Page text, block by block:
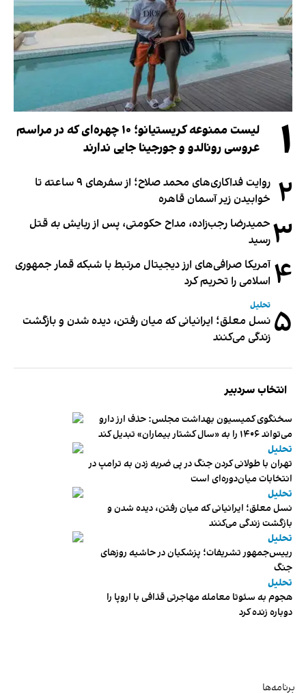
۱
لیست ممنوعه کریستیانو؛ ۱۰ چهره‌ای که در مراسم
عروسی رونالدو و جورجینا جایی ندارند
۲
روایت فداکاری‌های محمد صلاح؛ از سفرهای ۹ ساعته تا
خوابیدن زیر آسمان قاهره
۳ حمیدرضا رجب‌زاده، مداح حکومتی، پس از ربایش به قتل
رسید
۴ آمریکا صرافی‌های ارز دیجیتال مرتبط با شبکه قمار جمهوری
اسلامی را تحریم کرد
۵ تحلیل
نسل معلق؛ ایرانیانی که میان رفتن، دیده شدن و بازگشت
زندگی می‌کنند
انتخاب سردبیر
سخنگوی کمیسیون بهداشت مجلس: حذف ارز دارو
می‌تواند ۱۴۰۶ را به «سال کشتار بیماران» تبدیل کند
تحلیل
تهران با طولانی کردن جنگ در پی ضربه زدن به ترامپ در
انتخابات میان‌دوره‌ای است
تحلیل
نسل معلق؛ ایرانیانی که میان رفتن، دیده شدن و
بازگشت زندگی می‌کنند
تحلیل
رییس‌جمهور تشریفات؛ پزشکیان در حاشیه روزهای
جنگ
تحلیل
هجوم به سئوتا معامله مهاجرتی قذافی با اروپا را
دوباره زنده کرد
برنامه‌ها